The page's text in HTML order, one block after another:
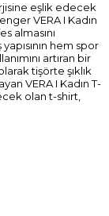
eşlik edecek
VERA I Kadın
almasını
hem spor
artıran bir
tişörte şıklık
VERA I Kadın T-
olan t-shirt,